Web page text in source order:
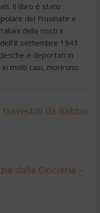
Il libro è stato
del Frusinate e
della nostra
settembre 1943
e deportati in
molti casi, morirono.
da Babbo
dalla Ciociaria –